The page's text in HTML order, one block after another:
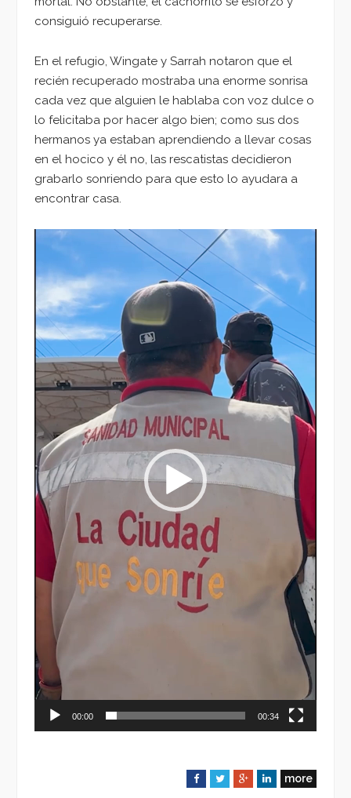
consiguió recuperarse.
En el refugio, Wingate y Sarrah notaron que el
recién recuperado mostraba una enorme sonrisa
cada vez que alguien le hablaba con voz dulce o
lo felicitaba por hacer algo bien; como sus dos
hermanos ya estaban aprendiendo a llevar cosas
en el hocico y él no, las rescatistas decidieron
grabarlo sonriendo para que esto lo ayudara a
encontrar casa.
Reproductor
vídeo
00:00 00:34
F
T
G
L
more